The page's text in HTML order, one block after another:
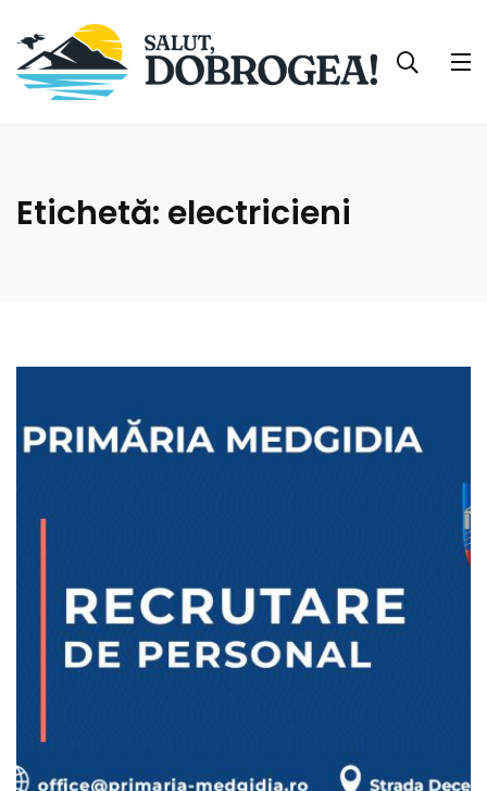
Etichetă: electricieni